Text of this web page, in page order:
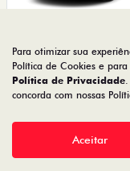
OPORTUNIDADE
CNPJ E
MICROEMPRESÁRIOS
Para otimizar sua
Política de Cookies e
Política de Privacidade
concorda com nossas
Aceitar